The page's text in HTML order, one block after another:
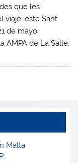
que les
viaje: este Sant
de mayo
AMPA de La Salle.
Malta